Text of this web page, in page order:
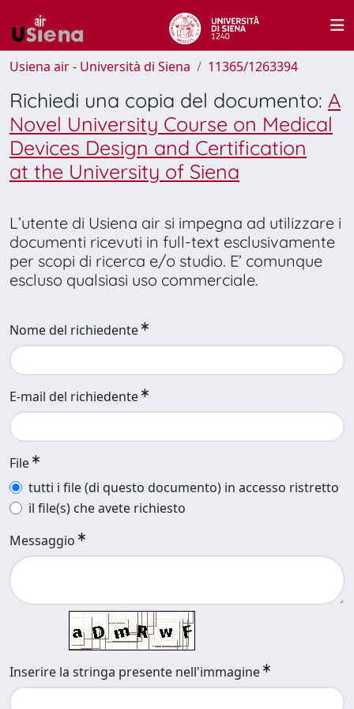
Usiena air - Università di Siena 11365/1263394
Richiedi una copia del documento: A
Novel University Course on Medical
Devices Design and Certification
at the University of Siena
L’utente di Usiena air si impegna ad utilizzare i
documenti ricevuti in full-text esclusivamente
per scopi di ricerca e/o studio. E’ comunque
escluso qualsiasi uso commerciale.
Nome del richiedente
E-mail del richiedente
File
tutti i file (di questo documento) in accesso ristretto
il file(s) che avete richiesto
Messaggio
Inserire la stringa presente nell'immagine